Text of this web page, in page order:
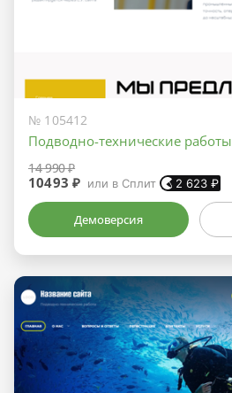
№ 105412
Подводно-технические работы
14 990 ₽
10493 ₽ или в Сплит 2 623 ₽
Демоверсия